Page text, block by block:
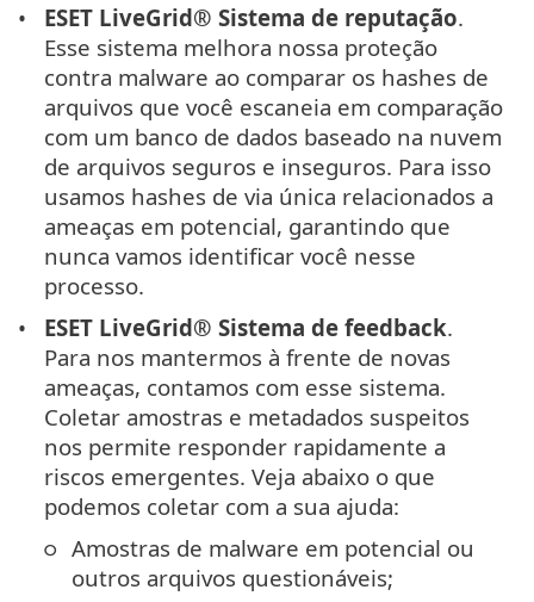
ESET LiveGrid® Sistema de reputação.
Esse sistema melhora nossa proteção
contra malware ao comparar os hashes de
arquivos que você escaneia em comparação
com um banco de dados baseado na nuvem
de arquivos seguros e inseguros. Para isso
usamos hashes de via única relacionados a
ameaças em potencial, garantindo que
nunca vamos identificar você nesse
processo.
ESET LiveGrid® Sistema de feedback.
Para nos mantermos à frente de novas
ameaças, contamos com esse sistema.
Coletar amostras e metadados suspeitos
nos permite responder rapidamente a
riscos emergentes. Veja abaixo o que
podemos coletar com a sua ajuda:
Amostras de malware em potencial ou
outros arquivos questionáveis;